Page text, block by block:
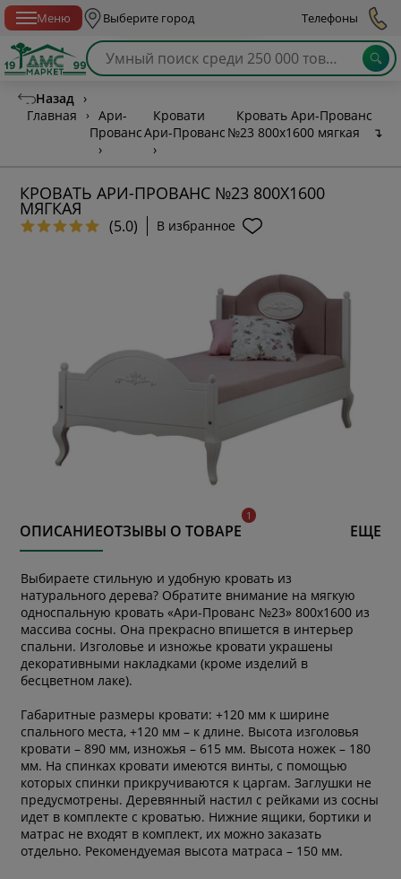
Меню Выберите город Телефоны
Назад ›
Главная
› Ари-
Прованс
›
Кровати
Ари-Прованс
›
Кровать Ари-Прованс
№23 800х1600 мягкая
↴
КРОВАТЬ АРИ-ПРОВАНС №23 800Х1600
МЯГКАЯ
(5.0) В избранное
ОПИСАНИЕОТЗЫВЫ О ТОВАРЕ ЕЩЕ
Выбираете стильную и удобную кровать из
натурального дерева? Обратите внимание на мягкую
односпальную кровать «Ари-Прованс №23» 800х1600 из
массива сосны. Она прекрасно впишется в интерьер
спальни. Изголовье и изножье кровати украшены
декоративными накладками (кроме изделий в
бесцветном лаке).
Габаритные размеры кровати: +120 мм к ширине
спального места, +120 мм – к длине. Высота изголовья
кровати – 890 мм, изножья – 615 мм. Высота ножек – 180
мм. На спинках кровати имеются винты, с помощью
которых спинки прикручиваются к царгам. Заглушки не
предусмотрены. Деревянный настил с рейками из сосны
идет в комплекте с кроватью. Нижние ящики, бортики и
матрас не входят в комплект, их можно заказать
отдельно. Рекомендуемая высота матраса – 150 мм.